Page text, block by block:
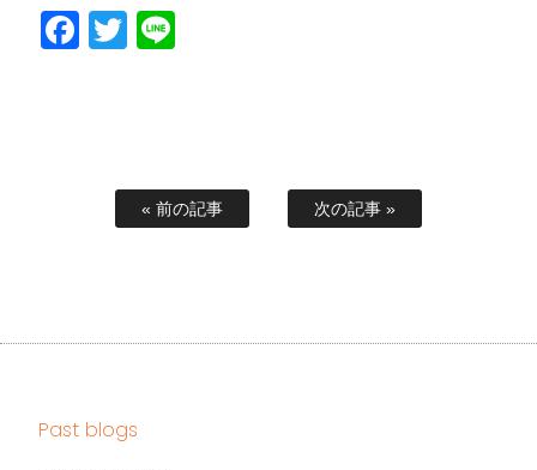
Facebook
Twitter
« 前の記事 次の記事 »
Past blogs